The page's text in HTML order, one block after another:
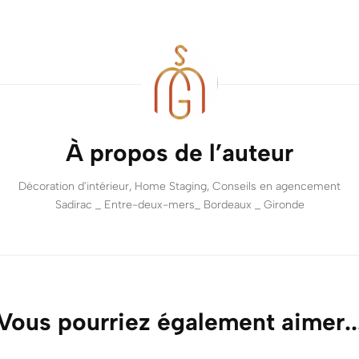
À propos de l’auteur
Décoration d'intérieur, Home Staging, Conseils en agencement
Sadirac _ Entre-deux-mers_ Bordeaux _ Gironde
pourriez également